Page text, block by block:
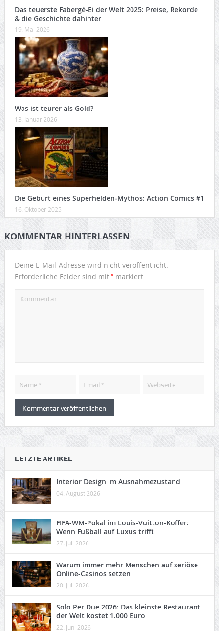
Das teuerste Fabergé-Ei der Welt 2025: Preise, Rekorde
& die Geschichte dahinter
19. Mai 2026
Was ist teurer als Gold?
13. Januar 2026
Die Geburt eines Superhelden-Mythos: Action Comics #1
16. Oktober 2025
KOMMENTAR HINTERLASSEN
Deine E-Mail-Adresse wird nicht veröffentlicht.
Erforderliche Felder sind mit *markiert
LETZTE ARTIKEL
Interior Design im Ausnahmezustand
04. August 2026
FIFA-WM-Pokal im Louis-Vuitton-Koffer:
Wenn Fußball auf Luxus trifft
27. Juli 2026
Warum immer mehr Menschen auf seriöse
Online-Casinos setzen
20. Juli 2026
Solo Per Due 2026: Das kleinste Restaurant
der Welt kostet 1.000 Euro
22. Juni 2026